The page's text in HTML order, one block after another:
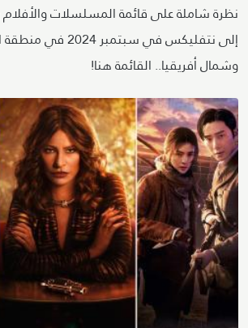
نظرة شاملة على قائمة المسلسلات
إلى نتفليكس في
وشمال أفريقيا.. القائمة هنا!